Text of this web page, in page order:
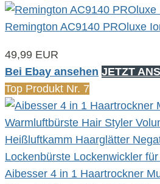
Remington AC9140 PROluxe
49,99 EUR
Bei Ebay ansehen JETZT
Top Produkt Nr. 7
Aibesser 4 in 1 Haartrockner